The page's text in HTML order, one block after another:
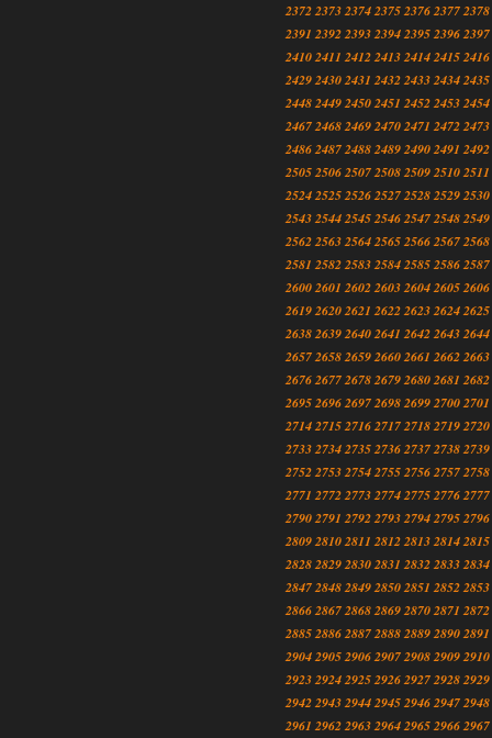
2372237323742375237623772378
2391 239223932394239523962397
24102411 24122413241424152416
242924302431 2432243324342435
2448244924502451 245224532454
24672468246924702471 24722473
248624872488248924902491 2492
2505250625072508250925102511
2524252525262527252825292530
2543254425452546254725482549
2562256325642565256625672568
2581 258225832584258525862587
26002601 26022603260426052606
261926202621 2622262326242625
2638263926402641 264226432644
26572658265926602661 26622663
267626772678267926802681 2682
2695269626972698269927002701
2714271527162717271827192720
2733273427352736273727382739
2752275327542755275627572758
2771 277227732774277527762777
27902791 27922793279427952796
280928102811 2812281328142815
2828282928302831 283228332834
28472848284928502851 28522853
286628672868286928702871 2872
2885288628872888288928902891
2904290529062907290829092910
2923292429252926292729282929
2942294329442945294629472948
2961 296229632964296529662967